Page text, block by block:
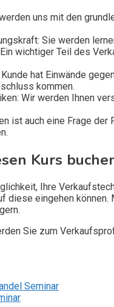
uns mit den
Sie werden
wichtiger Teil des
hat Einwände
kommen.
Wir werden Ihnen
ist auch eine Frage
Kurs
Ihre
diese eingehen
Sie zum
Seminar